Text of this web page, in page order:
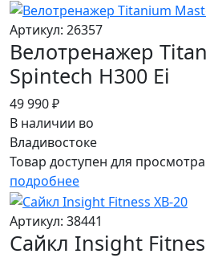
Артикул: 26357
Велотренажер
Spintech H300 Ei
49 990 ₽
В наличии во
Владивостоке
Товар доступен для
подробнее
Артикул: 38441
Сайкл Insight